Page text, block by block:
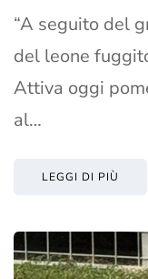
“A seguito del
del leone
Attiva oggi
al…
LEGGI DI PIÙ